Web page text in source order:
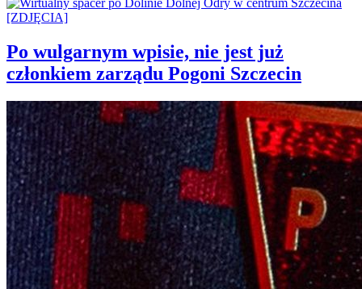
Po wulgarnym wpisie, nie jest już
członkiem zarządu Pogoni Szczecin